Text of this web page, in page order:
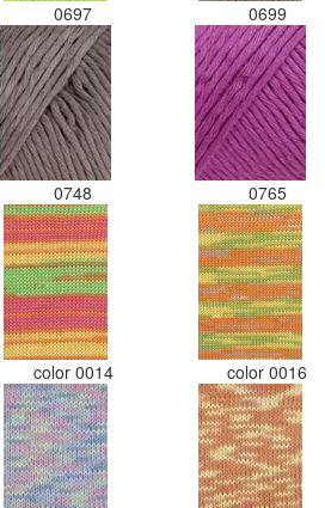
0697 0699
0748 0765
color 0014 color 0016